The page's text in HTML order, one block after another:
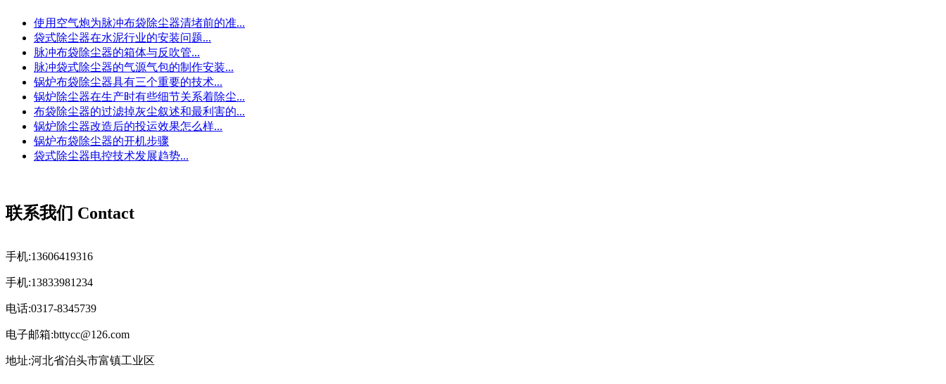
使用空气炮为脉冲布袋除尘器清堵前的准...
袋式除尘器在水泥行业的安装问题...
脉冲布袋除尘器的箱体与反吹管...
脉冲袋式除尘器的气源气包的制作安装...
锅炉布袋除尘器具有三个重要的技术...
锅炉除尘器在生产时有些细节关系着除尘...
布袋除尘器的过滤掉灰尘叙述和最利害的...
锅炉除尘器改造后的投运效果怎么样...
锅炉布袋除尘器的开机步骤
袋式除尘器电控技术发展趋势...
联系我们 Contact
手机:13606419316
手机:13833981234
电话:0317-8345739
电子邮箱:bttycc@126.com
地址:河北省泊头市富镇工业区